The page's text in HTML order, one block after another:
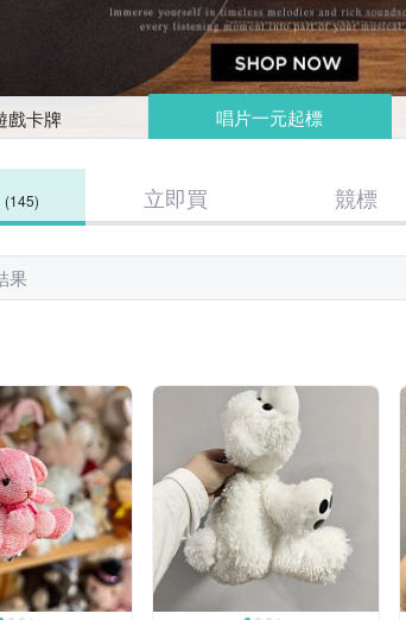
戲卡牌 唱片一元起標
(145) 立即買 競標
果